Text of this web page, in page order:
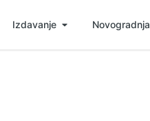
Izdavanje Novogradnja